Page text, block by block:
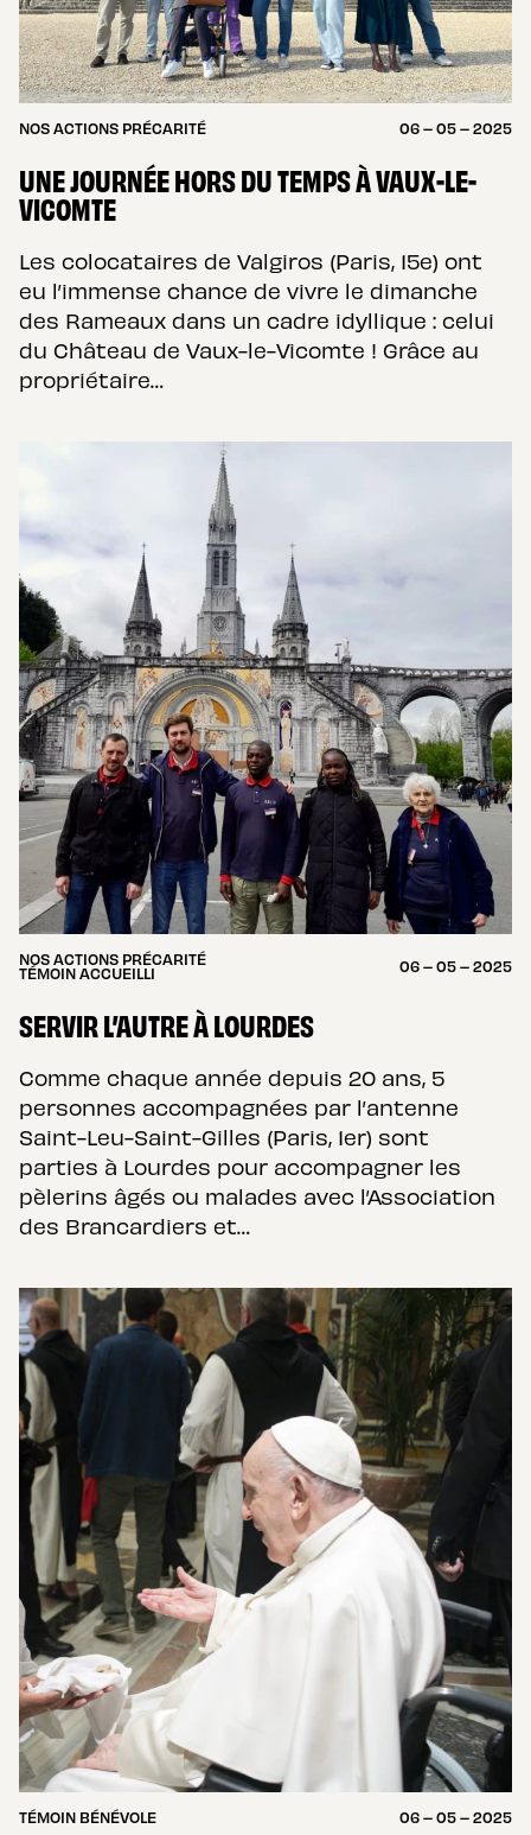
NOS ACTIONS PRÉCARITÉ 06 – 05 – 2025
UNE JOURNÉE HORS DU TEMPS À VAUX-LE-
VICOMTE
Les colocataires de Valgiros (Paris, 15e) ont
eu l’immense chance de vivre le dimanche
des Rameaux dans un cadre idyllique : celui
du Château de Vaux-le-Vicomte ! Grâce au
propriétaire…
NOS ACTIONS PRÉCARITÉ
TÉMOIN ACCUEILLI
06 – 05 – 2025
SERVIR L’AUTRE À LOURDES
Comme chaque année depuis 20 ans, 5
personnes accompagnées par l’antenne
Saint-Leu-Saint-Gilles (Paris, 1er) sont
parties à Lourdes pour accompagner les
pèlerins âgés ou malades avec l’Association
des Brancardiers et…
TÉMOIN BÉNÉVOLE 06 – 05 – 2025